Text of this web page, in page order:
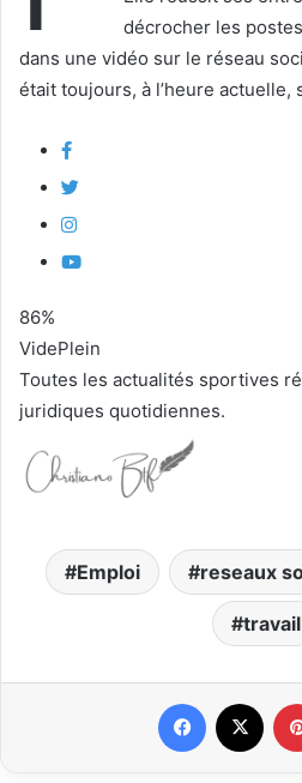
décrocher les
dans une vidéo sur le réseau
était toujours, à l’heure actuelle,
86%
VidePlein
Toutes les actualités sportives
juridiques quotidiennes.
Emploi reseaux
travail
Facebook